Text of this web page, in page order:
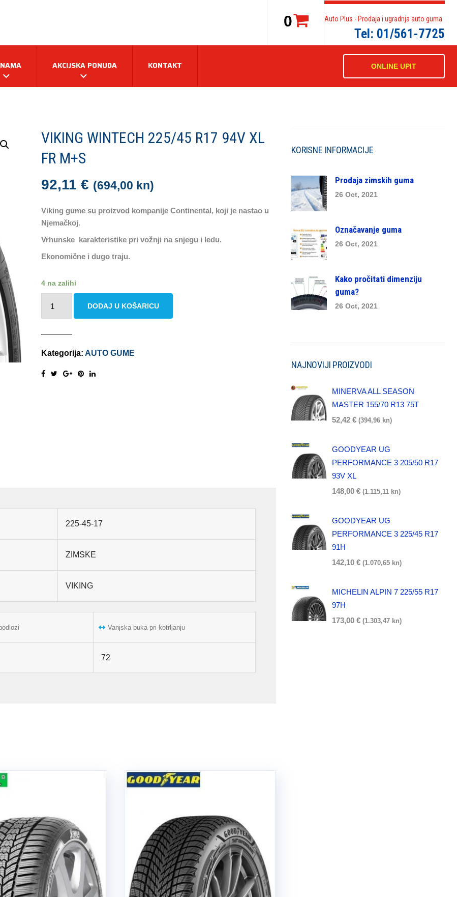
0 Auto Plus - Prodaja i ugradnja auto guma
Tel: 01/561-7725
ONLINE UPIT
AKCIJSKA PONUDA KONTAKT
VIKING WINTECH 225/45 R17 94V XL
FR M+S
92,11 € (694,00 kn)
Viking gume su proizvod kompanije Continental, koji je nastao u
Njemačkoj.
Vrhunske karakteristike pri vožnji na snjegu i ledu.
Ekonomične i dugo traju.
4 na zalihi
WINTECH
R17
FR
DODAJ U KOŠARICU
Kategorija: AUTO GUME
225-45-17
ZIMSKE
VIKING
Vanjska buka pri kotrljanju
72
KORISNE INFORMACIJE
Prodaja zimskih guma
26 Oct, 2021
Označavanje guma
26 Oct, 2021
Kako pročitati dimenziju
guma?
26 Oct, 2021
NAJNOVIJI PROIZVODI
MINERVA ALL SEASON
MASTER 155/70 R13 75T
52,42€ (394,96 kn)
GOODYEAR UG
PERFORMANCE 3 205/50 R17
93V XL
148,00€ (1.115,11 kn)
GOODYEAR UG
PERFORMANCE 3 225/45 R17
91H
142,10€ (1.070,65 kn)
MICHELIN ALPIN 7 225/55 R17
97H
173,00€ (1.303,47 kn)